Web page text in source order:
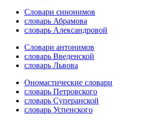
Словари синонимов
словарь Абрамова
словарь Александровой
Словари антонимов
словарь Введенской
словарь Львова
Ономастические словари
словарь Петровского
словарь Суперанской
словарь Успенского